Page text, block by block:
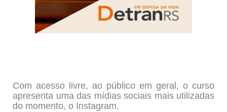
Com acesso livre, ao público em geral, o curso
apresenta uma das mídias sociais mais utilizadas
do momento, o Instagram.